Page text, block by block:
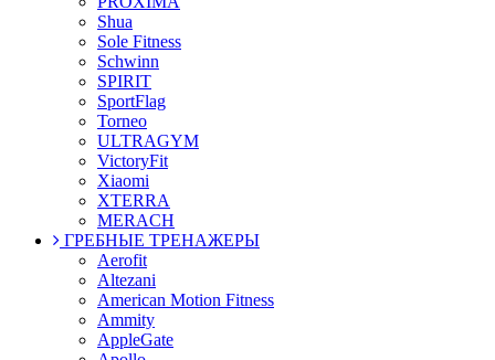
Shua
Sole Fitness
Schwinn
SPIRIT
SportFlag
Torneo
ULTRAGYM
VictoryFit
Xiaomi
XTERRA
MERACH
ГРЕБНЫЕ ТРЕНАЖЕРЫ
Aerofit
Altezani
American Motion Fitness
Ammity
AppleGate